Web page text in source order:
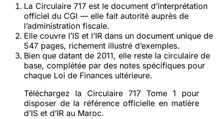
La Circulaire 717 est le document d’interprétation
officiel du CGI — elle fait autorité auprès de
l’administration fiscale.
Elle couvre l’IS et l’IR dans un document unique de
547 pages, richement illustré d’exemples.
Bien que datant de 2011, elle reste la circulaire de
base, complétée par des notes spécifiques pour
chaque Loi de Finances ultérieure.
Téléchargez la Circulaire 717 Tome 1 pour
disposer de la référence officielle en matière
d’IS et d’IR au Maroc.